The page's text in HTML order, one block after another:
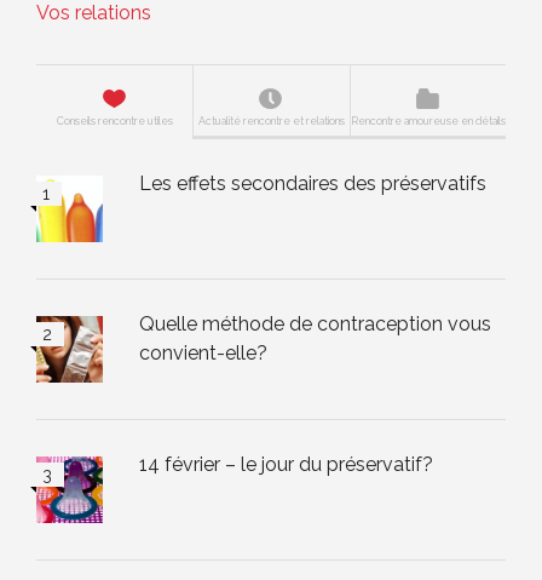
Vos relations
Conseils rencontre utiles Actualité rencontre et relations Rencontre amoureuse en détails
Les effets secondaires des préservatifs
Quelle méthode de contraception vous
convient-elle?
14 février – le jour du préservatif?